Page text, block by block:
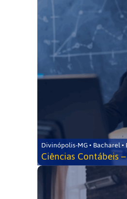
Divinópolis-MG • Bacharel •
Ciências Contábeis